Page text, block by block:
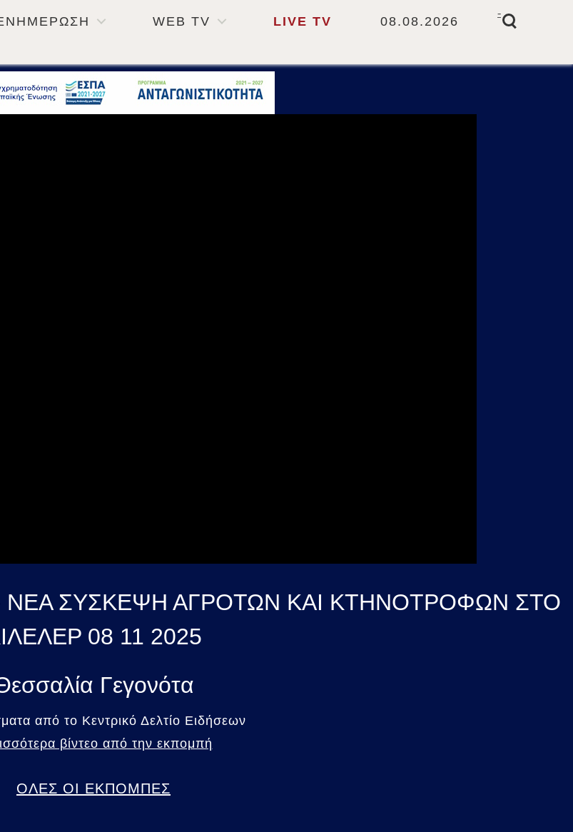
WEB TV LIVE TV 08.08.2026
-
ΝΕΑ ΣΥΣΚΕΨΗ ΑΓΡΟΤΩΝ ΚΑΙ ΚΤΗΝΟΤΡΟΦΩΝ ΣΤΟ
08 11 2025
Γεγονότα
από το Κεντρικό Δελτίο Ειδήσεων
βίντεο από την εκπομπή
ΟΛΕΣ ΟΙ ΕΚΠΟΜΠΕΣ